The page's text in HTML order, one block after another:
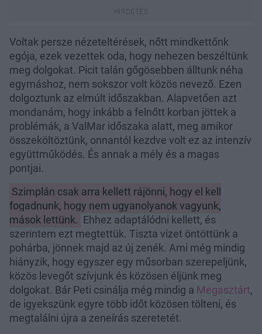
Voltak persze nézeteltérések, nőtt mindkettőnk
egója, ezek vezettek oda, hogy nehezen beszéltünk
meg dolgokat. Picit talán gőgösebben álltunk néha
egymáshoz, nem sokszor volt közös nevező. Ezen
dolgoztunk az elmúlt időszakban. Alapvetően azt
mondanám, hogy inkább a felnőtt korban jöttek a
problémák, a ValMar időszaka alatt, meg amikor
összeköltöztünk, onnantól kezdve volt ez az intenzív
együttműködés. És annak a mély és a magas
pontjai.
Szimplán csak arra kellett rájönni, hogy el kell
fogadnunk, hogy nem ugyanolyanok vagyunk,
mások lettünk. Ehhez adaptálódni kellett, és
szerintem ezt megtettük. Tiszta vizet öntöttünk a
pohárba, jönnek majd az új zenék. Ami még mindig
hiányzik, hogy egyszer egy műsorban szerepeljünk,
közös levegőt szívjunk és közösen éljünk meg
dolgokat. Bár Peti csinálja még mindig a Megasztárt,
de igyekszünk egyre több időt közösen tölteni, és
megtalálni újra a zeneírás szeretetét.